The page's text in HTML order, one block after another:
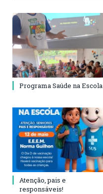
Programa Saúde na Escola
Atenção, pais e
responsáveis!